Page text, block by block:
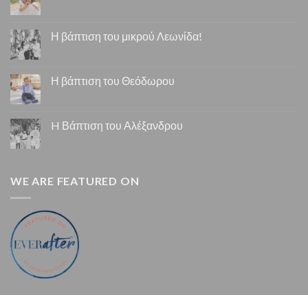
Η βάπτιση του μικρού Λεωνίδα!
Η βάπτιση του Θεόδωρου
H Βάπτιση του Αλέξανδρου
WE ARE FEATURED ON